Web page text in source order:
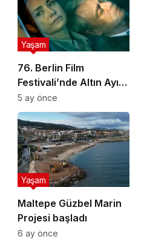
76. Berlin Film
Festivali’nde Altın Ayı
ödülünü Sarı Zarflar
kazandı
Yaşam
5 ay önce
Maltepe Güzbel Marin
Projesi başladı
Yaşam
6 ay önce